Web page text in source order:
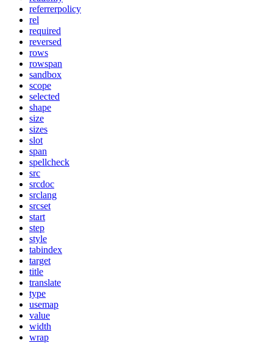
referrerpolicy
rel
required
reversed
rows
rowspan
sandbox
scope
selected
shape
size
sizes
slot
span
spellcheck
src
srcdoc
srclang
srcset
start
step
style
tabindex
target
title
translate
type
usemap
value
width
wrap